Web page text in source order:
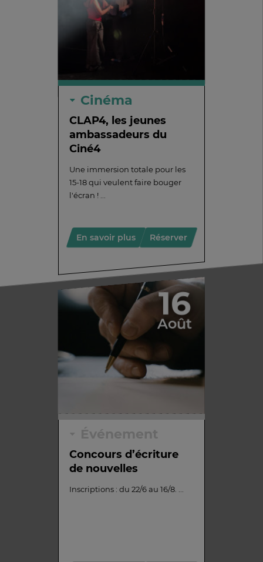
Cinéma
CLAP4, les jeunes
ambassadeurs du
Ciné4
Une immersion totale pour les
15-18 qui veulent faire bouger
l'écran ! ...
En savoir plus Réserver
16
Août
Événement
Concours d’écriture
de nouvelles
Inscriptions : du 22/6 au 16/8. ...